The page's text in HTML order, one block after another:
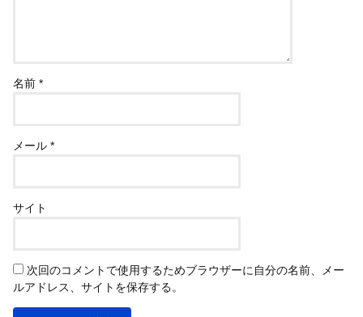
名前*
メール*
サイト
次回のコメントで使用するためブラウザーに自分の名前、メー
ルアドレス、サイトを保存する。